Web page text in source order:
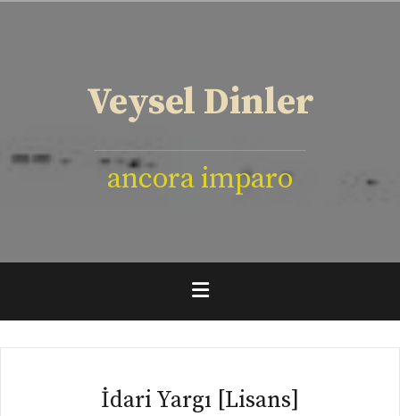
Veysel Dinler
ancora imparo
İdari Yargı [Lisans]